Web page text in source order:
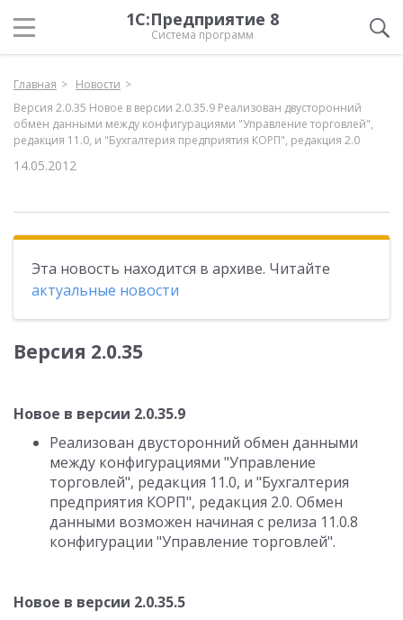
1С:Предприятие 8
Система программ
Главная
Новости
Версия 2.0.35 Новое в версии 2.0.35.9 Реализован двусторонний
обмен данными между конфигурациями "Управление торговлей",
редакция 11.0, и "Бухгалтерия предприятия КОРП", редакция 2.0
14.05.2012
Эта новость находится в архиве. Читайте
актуальные новости
Версия 2.0.35
Новое в версии 2.0.35.9
Реализован двусторонний обмен данными
между конфигурациями "Управление
торговлей", редакция 11.0, и "Бухгалтерия
предприятия КОРП", редакция 2.0. Обмен
данными возможен начиная с релиза 11.0.8
конфигурации "Управление торговлей".
Новое в версии 2.0.35.5